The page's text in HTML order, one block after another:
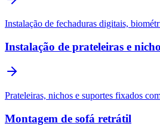
Instalação de fechaduras digitais,
Instalação de prateleiras e
Prateleiras, nichos e suportes fixados
Montagem de sofá retrátil